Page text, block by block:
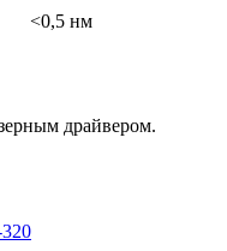
<0,5 нм
драйвером.